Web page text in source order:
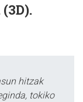
hitzak
tokiko